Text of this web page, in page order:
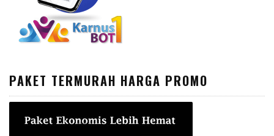
PAKET TERMURAH HARGA PROMO